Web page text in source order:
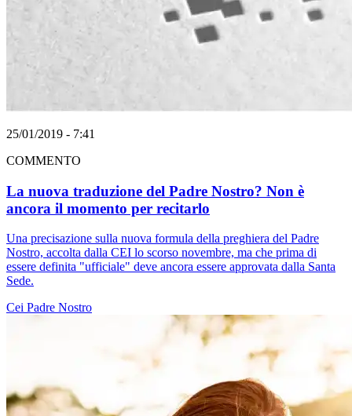
25/01/2019 - 7:41
COMMENTO
La nuova traduzione del Padre Nostro? Non è
ancora il momento per recitarlo
Una precisazione sulla nuova formula della preghiera del Padre
Nostro, accolta dalla CEI lo scorso novembre, ma che prima di
essere definita "ufficiale" deve ancora essere approvata dalla Santa
Sede.
Cei Padre Nostro